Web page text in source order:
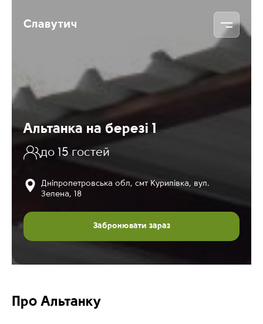
Славутич
Альтанка на березі 1
до 15 гостей
Дніпропетровська обл, смт Курилівка, вул.
Зелена, 18
Забронювати зараз
Про Альтанку